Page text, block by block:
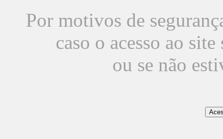
Por motivos de
caso o acesso ao
ou se não